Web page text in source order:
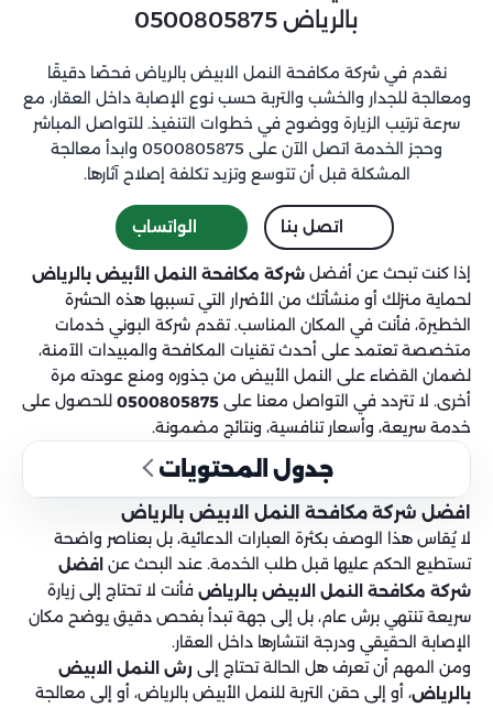
بالرياض 0500805875
نقدم في شركة مكافحة النمل الابيض بالرياض فحصًا دقيقًا
ومعالجة للجدار والخشب والتربة حسب نوع الإصابة داخل العقار، مع
سرعة ترتيب الزيارة ووضوح في خطوات التنفيذ. للتواصل المباشر
وحجز الخدمة اتصل الآن على 0500805875 وابدأ معالجة
المشكلة قبل أن تتوسع وتزيد تكلفة إصلاح آثارها.
اتصل بنا الواتساب
إذا كنت تبحث عن أفضل شركة مكافحة النمل الأبيض بالرياض
لحماية منزلك أو منشأتك من الأضرار التي تسببها هذه الحشرة
الخطيرة، فأنت في المكان المناسب. تقدم شركة البوني خدمات
متخصصة تعتمد على أحدث تقنيات المكافحة والمبيدات الآمنة،
لضمان القضاء على النمل الأبيض من جذوره ومنع عودته مرة
أخرى. لا تتردد في التواصل معنا على 0500805875للحصول على
خدمة سريعة، وأسعار تنافسية، ونتائج مضمونة.
جدول المحتويات
افضل شركة مكافحة النمل الابيض بالرياض
لا يُقاس هذا الوصف بكثرة العبارات الدعائية، بل بعناصر واضحة
تستطيع الحكم عليها قبل طلب الخدمة. عند البحث عنافضل
شركة مكافحة النمل الابيض بالرياضفأنت لا تحتاج إلى زيارة
سريعة تنتهي برش عام، بل إلى جهة تبدأ بفحص دقيق يوضح مكان
الإصابة الحقيقي ودرجة انتشارها داخل العقار.
ومن المهم أن تعرف هل الحالة تحتاج إلى رش النمل الابيض
بالرياض، أو إلى حقن التربة للنمل الأبيض بالرياض، أو إلى معالجة